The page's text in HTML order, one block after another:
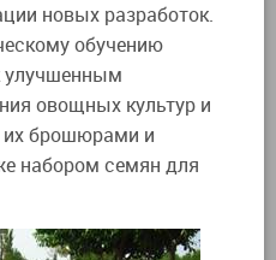
новых разработок.
обучению
улучшенным
овощных культур и
брошюрами и
набором семян для